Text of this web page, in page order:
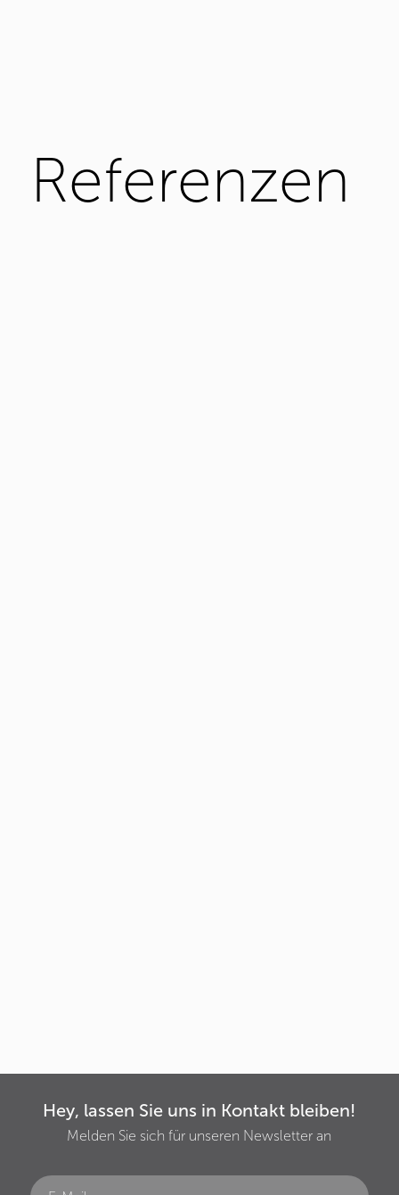
Referenzen
Hey, lassen Sie uns in Kontakt bleiben!
Melden Sie sich für unseren Newsletter an